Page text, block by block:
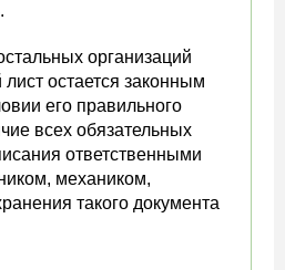
организаций
остается законным
его правильного
всех обязательных
ответственными
механиком,
такого документа